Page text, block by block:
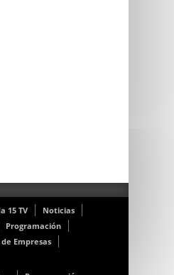
15 TV
Noticias
Programación
Empresas